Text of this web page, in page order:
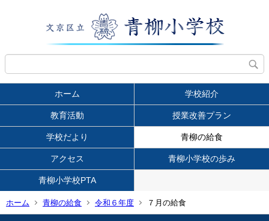
ホーム 学校紹介
教育活動 授業改善プラン
学校だより 青柳の給食
アクセス 青柳小学校の歩み
青柳小学校PTA
ホーム 青柳の給食 令和６年度 ７月の給食